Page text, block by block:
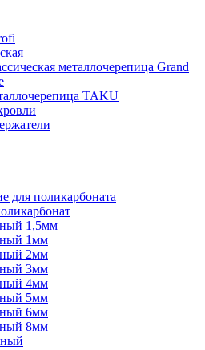
металлочерепица Grand
TAKU
для поликарбоната
1,5мм
1мм
2мм
3мм
4мм
5мм
6мм
8мм